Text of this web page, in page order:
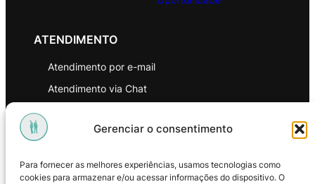
Gerenciar o consentimento
Para fornecer as melhores experiências, usamos tecnologias como
cookies para armazenar e/ou acessar informações do dispositivo. O
ATENDIMENTO
Atendimento por e-mail
Atendimento via Chat
Política de Privacidade